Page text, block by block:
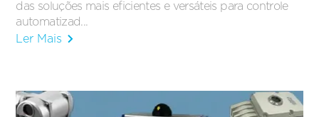
das soluções mais eficientes e versáteis para controle
automatizad...
Ler Mais